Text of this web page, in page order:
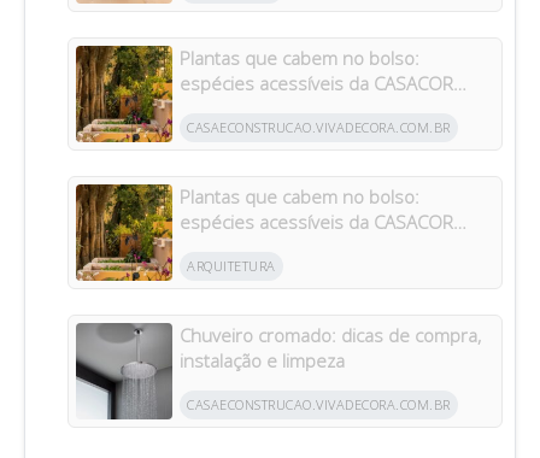
Plantas que cabem no bolso:
espécies acessíveis da CASACOR
CASAECONSTRUCAO.VIVADECORA.COM.BR
Plantas que cabem no bolso:
espécies acessíveis da CASACOR
ARQUITETURA
Chuveiro cromado: dicas de compra,
instalação e limpeza
CASAECONSTRUCAO.VIVADECORA.COM.BR